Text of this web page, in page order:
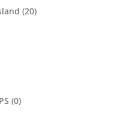
(20)
(0)